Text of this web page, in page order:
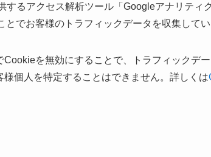
するアクセス解析ツール「Googleアナリティ
とでお客様のトラフィックデータを収集してい
を無効にすることで、トラフィックデ
様個人を特定することはできません。詳しくは